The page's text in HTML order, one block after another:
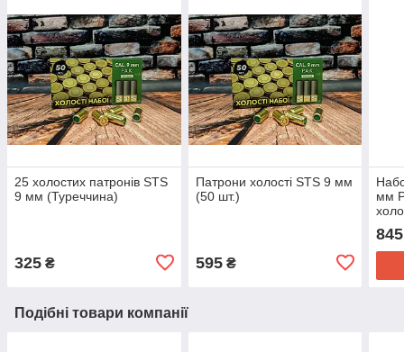
25 холостих патронів STS
9 мм (Туреччина)
325 ₴
Патрони холості STS 9 мм
(50 шт.)
595₴
мм
845
Подібні товари компанії